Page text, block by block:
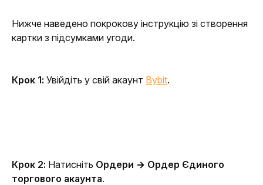
Нижче наведено покрокову інструкцію зі створення
картки з підсумками угоди.
Крок 1: Увійдіть у свій акаунт Bybit.
Крок 2: Натисніть Ордери → Ордер Єдиного
торгового акаунта.